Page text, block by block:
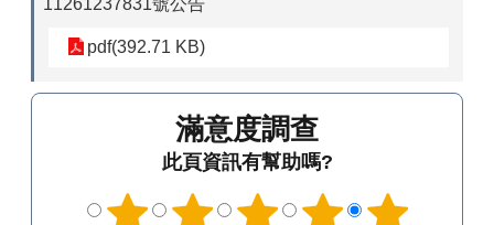
11261237831號公告
pdf(392.71 KB)
滿意度調查
此頁資訊有幫助嗎?